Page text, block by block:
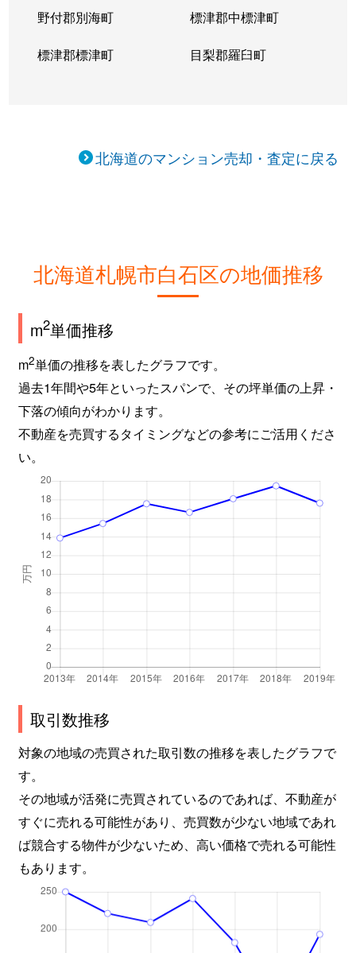
野付郡別海町 標津郡中標津町
標津郡標津町 目梨郡羅臼町
北海道のマンション売却・査定に戻る
北海道札幌市白石区の地価推移
m2単価推移
m2単価の推移を表したグラフです。
過去1年間や5年といったスパンで、その坪単価の上昇・
下落の傾向がわかります。
不動産を売買するタイミングなどの参考にご活用くださ
い。
取引数推移
対象の地域の売買された取引数の推移を表したグラフで
す。
その地域が活発に売買されているのであれば、不動産が
すぐに売れる可能性があり、売買数が少ない地域であれ
ば競合する物件が少ないため、高い価格で売れる可能性
もあります。